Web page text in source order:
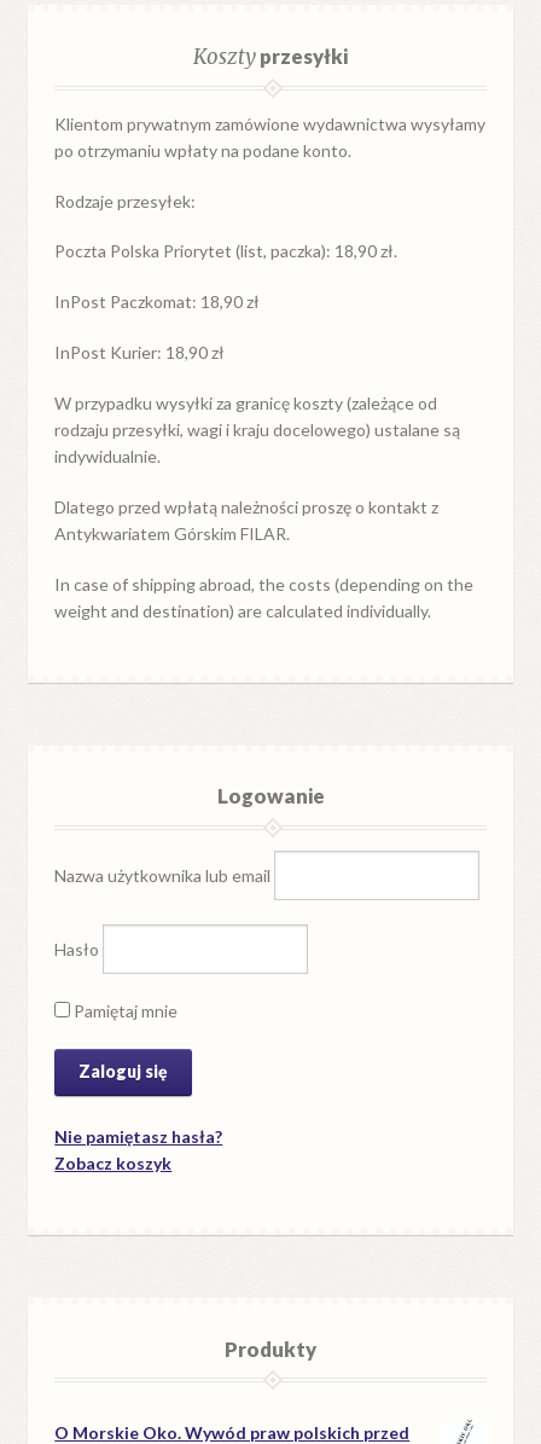
Kosztyprzesyłki
Klientom prywatnym zamówione wydawnictwa wysyłamy
po otrzymaniu wpłaty na podane konto.
Rodzaje przesyłek:
Poczta Polska Priorytet (list, paczka): 18,90 zł.
InPost Paczkomat: 18,90 zł
InPost Kurier: 18,90 zł
W przypadkuwysyłkiza granicękoszty (zależące od
rodzaju przesyłki, wagi i kraju docelowego) ustalane są
indywidualnie.
Dlatego przed wpłatą należności proszę o kontakt z
Antykwariatem Górskim FILAR.
In case of shipping abroad, the costs (depending on the
weight and destination) are calculated individually.
Logowanie
Nazwa użytkownika lub email
Hasło
Pamiętaj mnie
Nie pamiętasz hasła?
Zobacz koszyk
Produkty
O Morskie Oko. Wywód praw polskich przed